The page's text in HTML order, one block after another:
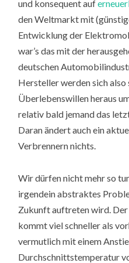
und konsequent auf
den Weltmarkt mit
Entwicklung der
war’s das mit der
deutschen
Hersteller werden sich also
Überlebenswillen heraus
relativ bald jemand das
Daran ändert auch ein
Verbrennern nichts.
Wir dürfen nicht mehr so
irgendein abstraktes
Zukunft auftreten wird.
kommt viel schneller als
vermutlich mit einem
Durchschnittstemperatur